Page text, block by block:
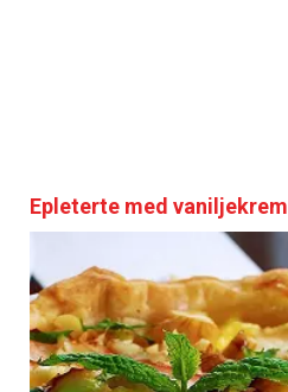
Epleterte med vaniljekrem